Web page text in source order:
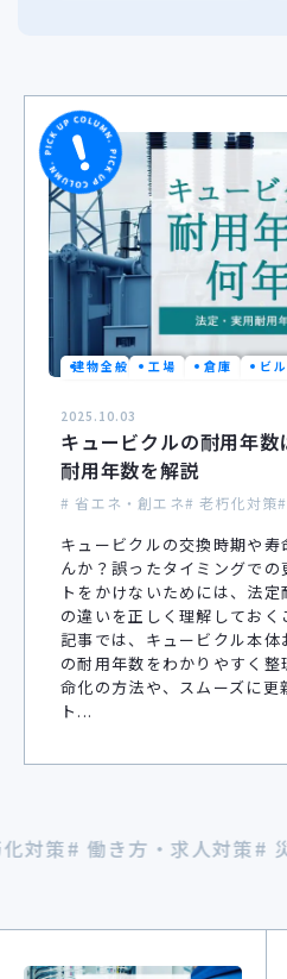
建物全般 工場 倉庫 ビル
2025.10.03
キュービクルの耐用年
耐用年数を解説
# 省エネ・創エネ# 老朽化対策
キュービクルの交換時期や
んか？誤ったタイミングで
トをかけないためには、法
の違いを正しく理解してお
記事では、キュービクル本
の耐用年数をわかりやすく
命化の方法や、スムーズに更
ト...
対策# 働き方・求人対策# 災